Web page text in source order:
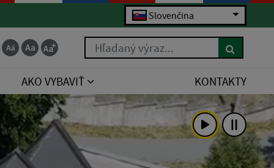
Slovenčina
Hľadaný výraz...
AKO VYBAVIŤ KONTAKTY